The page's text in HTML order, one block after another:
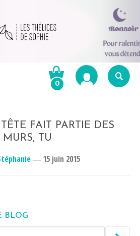
0
FAIT PARTIE DES
MURS, TU
― 15 juin 2015
BLOG